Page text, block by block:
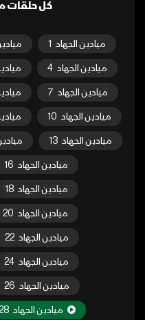
كل حلقات
ميادين الجهاد 1
ميادين الجهاد 4
ميادين الجهاد 7
ميادين الجهاد 10
ميادين الجهاد 13
ميادين الجهاد 16
ميادين الجهاد 18
ميادين الجهاد 20
ميادين الجهاد 22
ميادين الجهاد 24
ميادين الجهاد 26
ميادين الجهاد